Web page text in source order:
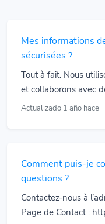
Mes informations
sécurisées ?
Tout à fait. Nous
et collaborons avec
Actualizado 1 año hace
Comment puis-je
questions ?
Contactez-nous à
Page de Contact :